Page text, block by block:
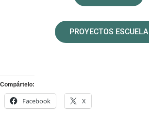
PROYECTOS ESCUELA
Compártelo:
Facebook X